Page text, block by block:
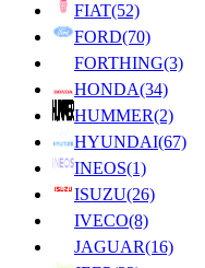
FIAT(52)
FORD(70)
FORTHING(3)
HONDA(34)
HUMMER(2)
HYUNDAI(67)
INEOS(1)
ISUZU(26)
IVECO(8)
JAGUAR(16)